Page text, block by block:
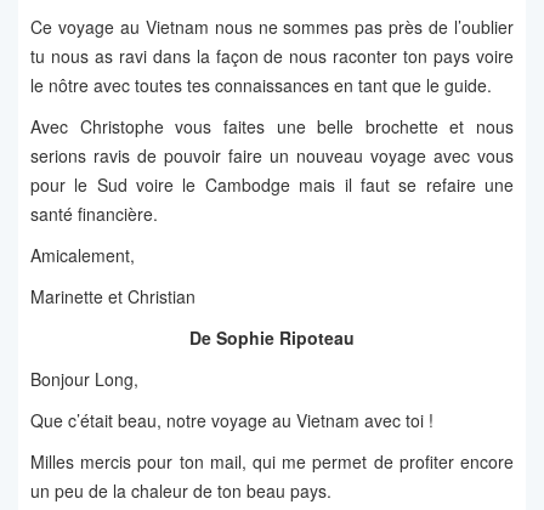
Ce voyage au Vietnam nous ne sommes pas près de l’oublier
tu nous as ravi dans la façon de nous raconter ton pays voire
le nôtre avec toutes tes connaissances en tant que le guide.
Avec Christophe vous faites une belle brochette et nous
serions ravis de pouvoir faire un nouveau voyage avec vous
pour le Sud voire le Cambodge mais il faut se refaire une
santé financière.
Amicalement,
Marinette et Christian
De Sophie Ripoteau
Bonjour Long,
Que c’était beau, notre voyage au Vietnam avec toi !
Milles mercis pour ton mail, qui me permet de profiter encore
un peu de la chaleur de ton beau pays.